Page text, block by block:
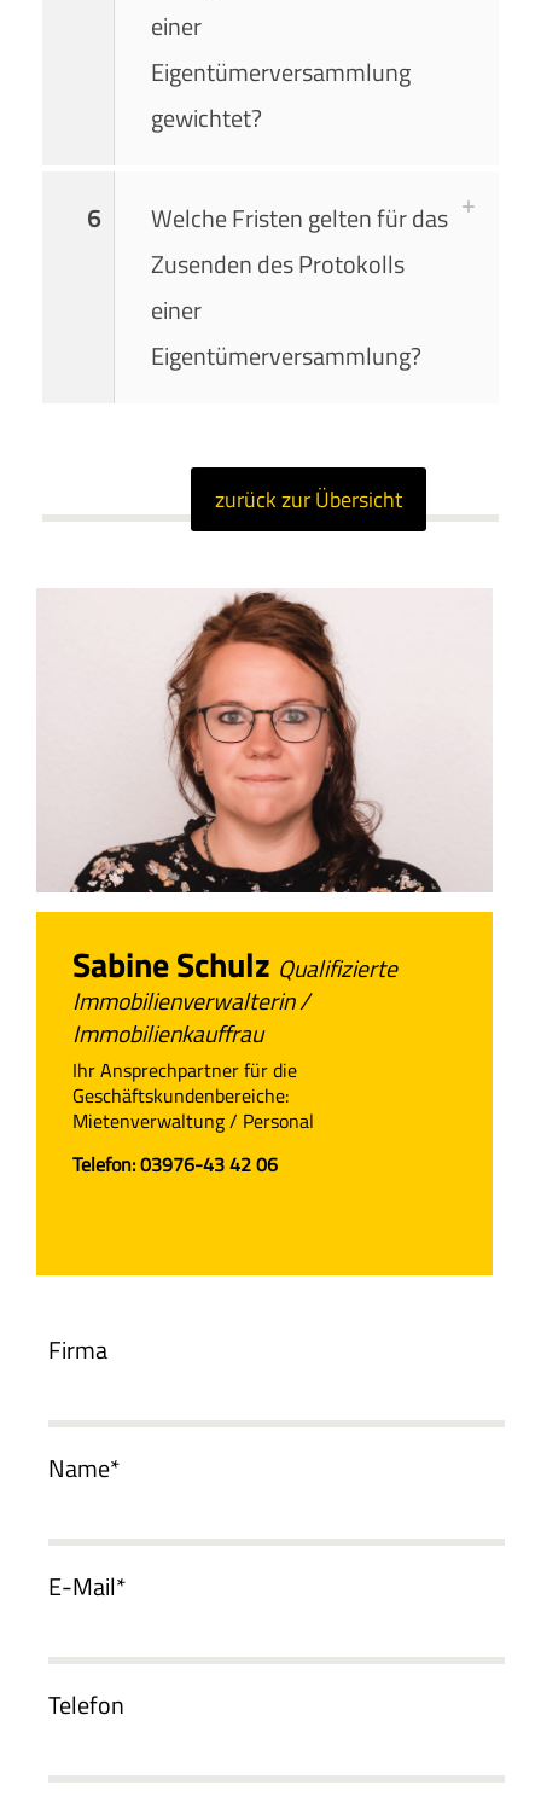
einer
Eigentümerversammlung
gewichtet?
6
Welche Fristen gelten für das
Zusenden des Protokolls
einer
Eigentümerversammlung?
zurück zur Übersicht
Firma
Name*
E-Mail*
Telefon
Sabine Schulz Qualifizierte
Immobilienverwalterin /
Immobilienkauffrau
Ihr Ansprechpartner für die
Geschäftskundenbereiche:
Mietenverwaltung / Personal
Telefon:03976-43 42 06